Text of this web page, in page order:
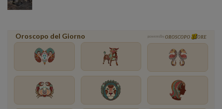
Oroscopo del Giorno powered by OROSCOPO ORE